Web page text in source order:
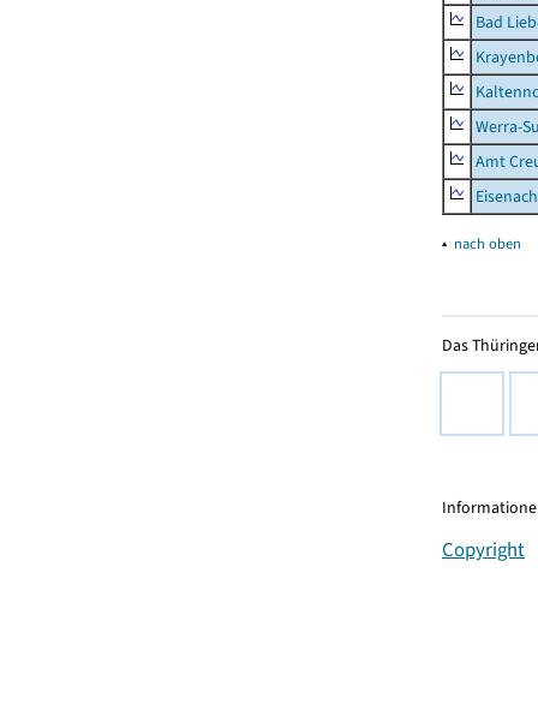
Bad
Werra-
Amt
▴ nach oben
Das
Copyright